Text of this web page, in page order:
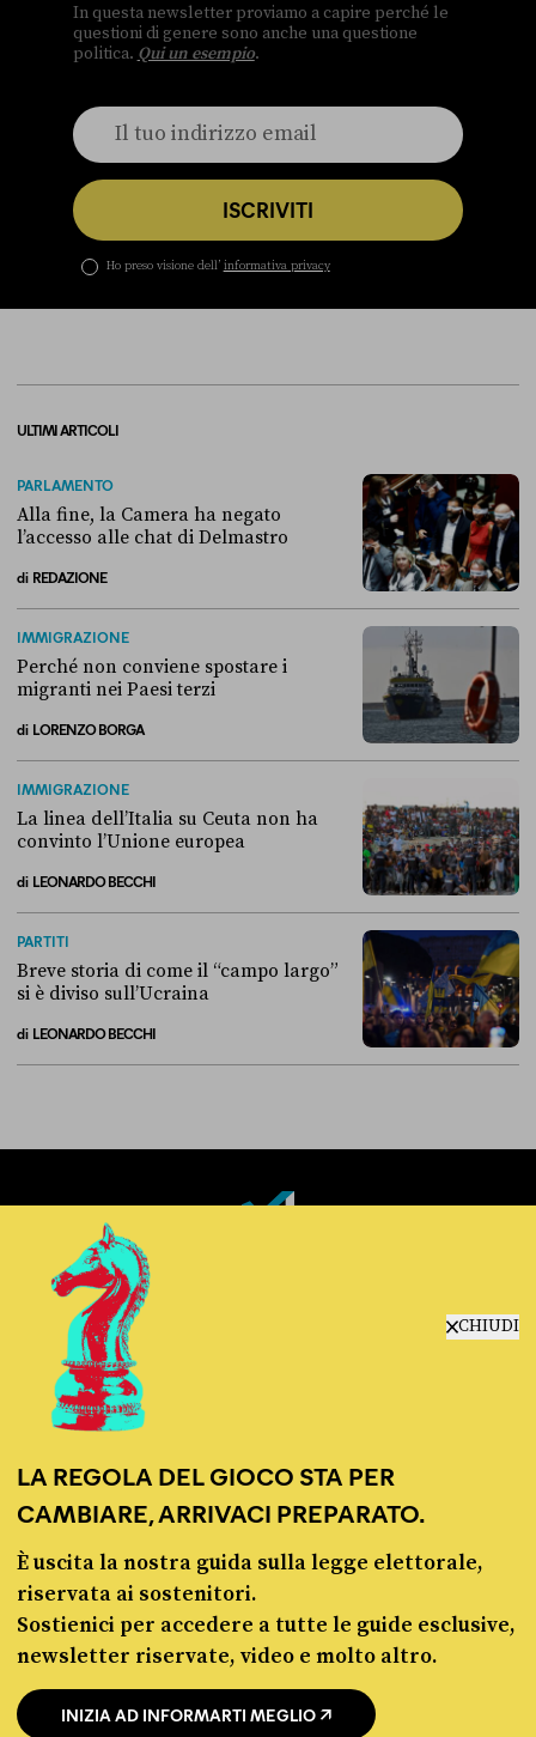
CHIUDI
LA REGOLA DEL GIOCO STA PER
CAMBIARE, ARRIVACI PREPARATO.
È uscita la nostra guida sulla legge elettorale,
riservata ai sostenitori.
Sostienici per accedere a tutte le guide esclusive,
newsletter riservate, video e molto altro.
INIZIA AD INFORMARTI MEGLIO
In questa newsletter proviamo a capire perché le
questioni di genere sono anche una questione
politica. Qui un esempio.
ISCRIVITI
Ho preso visione dell’ informativa privacy
ULTIMI ARTICOLI
PARLAMENTO
Alla fine, la Camera ha negato
l’accesso alle chat di Delmastro
di REDAZIONE
IMMIGRAZIONE
Perché non conviene spostare i
migranti nei Paesi terzi
di LORENZO BORGA
IMMIGRAZIONE
La linea dell’Italia su Ceuta non ha
convinto l’Unione europea
di LEONARDO BECCHI
PARTITI
Breve storia di come il “campo largo”
si è diviso sull’Ucraina
di LEONARDO BECCHI
Fact-checking e informazione
manifesto
redazione
progetti
lavora con noi